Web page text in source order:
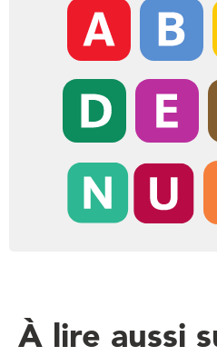
À lire aussi